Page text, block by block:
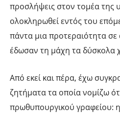
προσλήψεις στον τομέα της
ολοκληρωθεί εντός του
πάντα μια προτεραιότητα σε
έδωσαν τη μάχη τα δύσκολα
Από εκεί και πέρα, έχω
ζητήματα τα οποία νομίζω
πρωθυπουργικού γραφείου: